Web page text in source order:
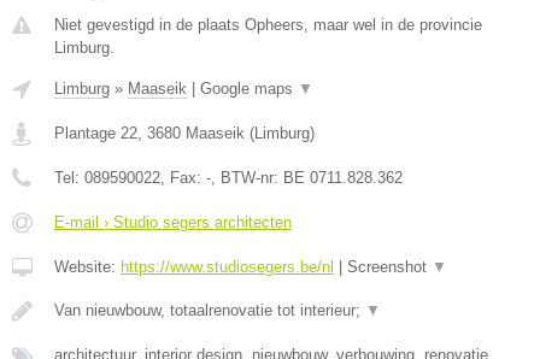
Niet gevestigd in de plaats Opheers, maar wel in de provincie
Limburg.
Limburg » Maaseik Google maps ▼
Plantage 22 3680 Maaseik ( Limburg)
Tel: 089590022 , Fax: - , BTW-nr: BE 0711.828.362
E-mail › Studio segers architecten
Website: https://www.studiosegers.be/nl Screenshot ▼
Van nieuwbouw, totaalrenovatie tot interieur; ▼
architectuur, interior design, nieuwbouw, verbouwing, renovatie,